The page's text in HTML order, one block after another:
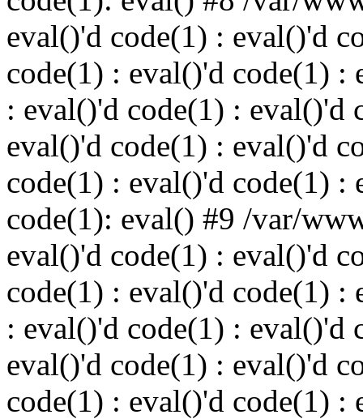
eval()'d code(1) : eval()'d
code(1) : eval()'d code(1) :
: eval()'d code(1) : eval()'d
eval()'d code(1) : eval()'d
code(1) : eval()'d code(1) :
code(1): eval() #9 /var/
eval()'d code(1) : eval()'d
code(1) : eval()'d code(1) :
: eval()'d code(1) : eval()'d
eval()'d code(1) : eval()'d
code(1) : eval()'d code(1) :